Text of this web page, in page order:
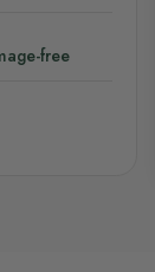
free